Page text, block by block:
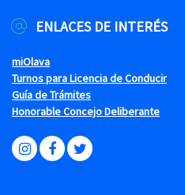
ENLACES DE INTERÉS
miOlava
Turnos para Licencia de Conducir
Guía de Trámites
Honorable Concejo Deliberante